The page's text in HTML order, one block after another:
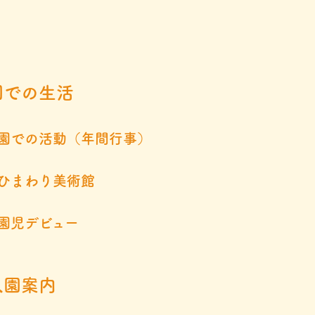
の生活
での活動（年間行事）
まわり美術館
児デビュー
案内